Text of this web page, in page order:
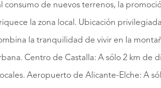
consumo de nuevos terrenos, la
la zona local. Ubicación
la tranquilidad de vivir en la
Centro de Castalla: A sólo 2 km de
Aeropuerto de Alicante-Elche: A